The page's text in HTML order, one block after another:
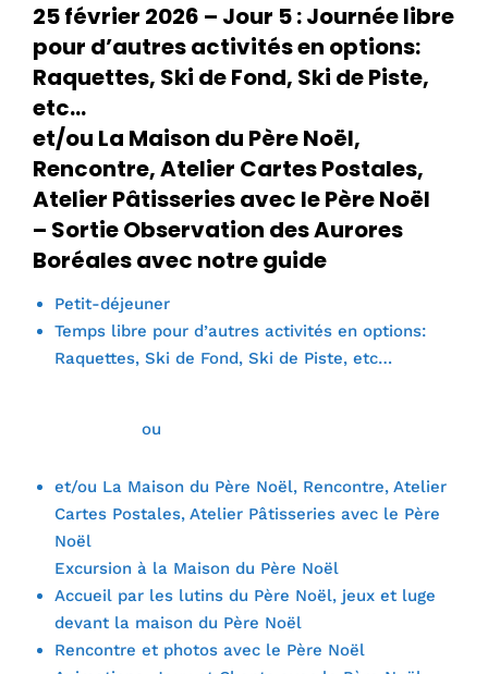
25 février 2026 – Jour 5 : Journée libre
pour d’autres activités en options:
Raquettes, Ski de Fond, Ski de Piste,
etc…
et/ou La Maison du Père Noël,
Rencontre, Atelier Cartes Postales,
Atelier Pâtisseries avec le Père Noël
– Sortie Observation des Aurores
Boréales avec notre guide
Petit-déjeuner
Temps libre pour d’autres activités en options:
Raquettes, Ski de Fond, Ski de Piste, etc…
ou
et/ou La Maison du Père Noël, Rencontre, Atelier
Cartes Postales, Atelier Pâtisseries avec le Père
Noël
Excursion à la Maison du Père Noël
Accueil par les lutins du Père Noël, jeux et luge
devant la maison du Père Noël
Rencontre et photos avec le Père Noël